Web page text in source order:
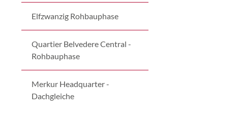
Elfzwanzig Rohbauphase
Quartier Belvedere Central -
Rohbauphase
Merkur Headquarter -
Dachgleiche